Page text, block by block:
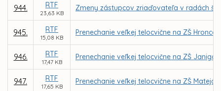
944. RTF
23,63 KB
Zmeny zástupcov zriaďovateľa v radách
945. RTF
15,08 KB
Prenechanie veľkej telocvične na ZŠ
946. RTF
17,47 KB
Prenechanie veľkej telocvične na ZŠ
947. RTF
17,65 KB
Prenechanie veľkej telocvične na ZŠ